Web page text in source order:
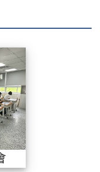
小一親師座談